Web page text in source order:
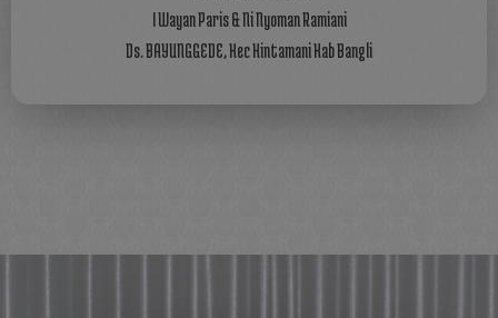
I Wayan Paris & Ni Nyoman Ramiani
Ds. BAYUNGGEDE, Kec Kintamani Kab Bangli